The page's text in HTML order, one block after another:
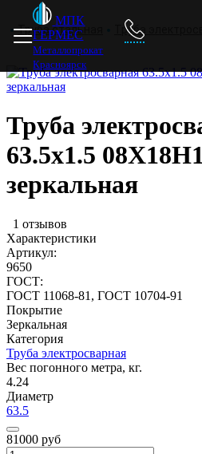
МПК
ГЕРМЕС
Металлопрокат
Красноярск
Труба стальная Труба
Труба
63.5х1.5
зеркальная
1 отзывов
Характеристики
Артикул:
9650
ГОСТ:
ГОСТ 11068-81, ГОСТ 10704-91
Покрытие
Зеркальная
Категория
Труба электросварная
Вес погонного метра, кг.
4.24
Диаметр
63.5
81000 руб